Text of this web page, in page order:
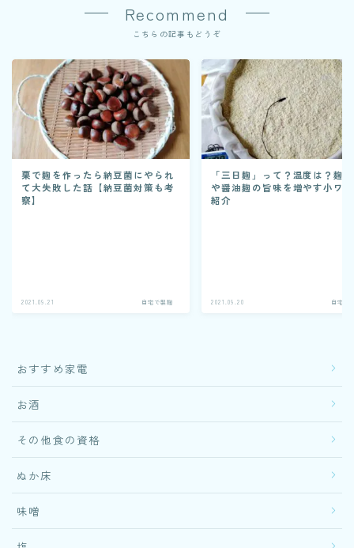
Recommend
こちらの記事もどうぞ
栗で麹を作ったら納豆菌にやられ
て大失敗した話【納豆菌対策も考
察】
2021.09.21 自宅で製麹
「三日麹」って？温度は？麹
や醤油麹の旨味を増やす小ワ
紹介
2021.09.20 自宅で
おすすめ家電
お酒
その他食の資格
ぬか床
味噌